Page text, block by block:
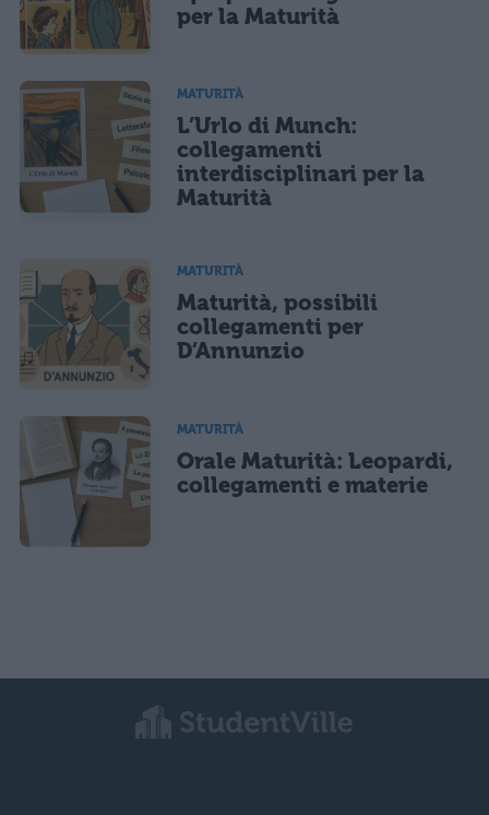
per la Maturità
MATURITÀ
L’Urlo di Munch:
collegamenti
interdisciplinari per la
Maturità
MATURITÀ
Maturità, possibili
collegamenti per
D’Annunzio
MATURITÀ
Orale Maturità: Leopardi,
collegamenti e materie